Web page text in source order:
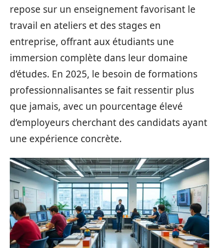
repose sur un enseignement favorisant le
travail en ateliers et des stages en
entreprise, offrant aux étudiants une
immersion complète dans leur domaine
d’études. En 2025, le besoin de formations
professionnalisantes se fait ressentir plus
que jamais, avec un pourcentage élevé
d’employeurs cherchant des candidats ayant
une expérience concrète.